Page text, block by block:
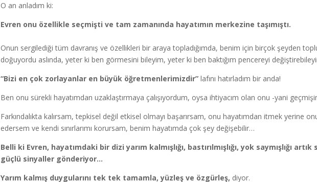
O an anladım ki:
Evren onu özellikle seçmişti ve tam zamanında hayatımın merkezine taşımıştı.
Onun sergilediği tüm davranış ve özellikleri bir araya topladığımda, benim için birçok şeyden
doğuyordu aslında, yeter ki ben görmesini bileyim, yeter ki ben baktığım pencereyi
“Bizi en çok zorlayanlar en büyük öğretmenlerimizdir”lafını hatırladım bir anda!
Ben onu sürekli hayatımdan uzaklaştırmaya çalışıyordum, oysa ihtiyacım olan onu -yani
Farkındalıkta kalırsam, tepkisel değil etkisel olmayı başarırsam, onu hayatımdan itmek yerine
edersem ve kendi sınırlarımı korursam, benim hayatımda çok şey değişebilir…
Belli ki Evren, hayatımdaki bir dizi yarım kalmışlığı, bastırılmışlığı, yok saymışlığı
güçlü sinyaller gönderiyor…
Yarım kalmış duygularını tek tek tamamla, yüzleş ve özgürleş, diyor.